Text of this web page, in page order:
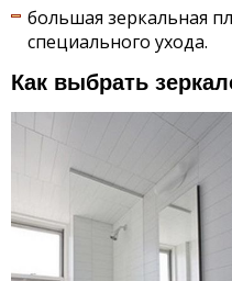
большая зеркальная
специального ухода.
Как выбрать